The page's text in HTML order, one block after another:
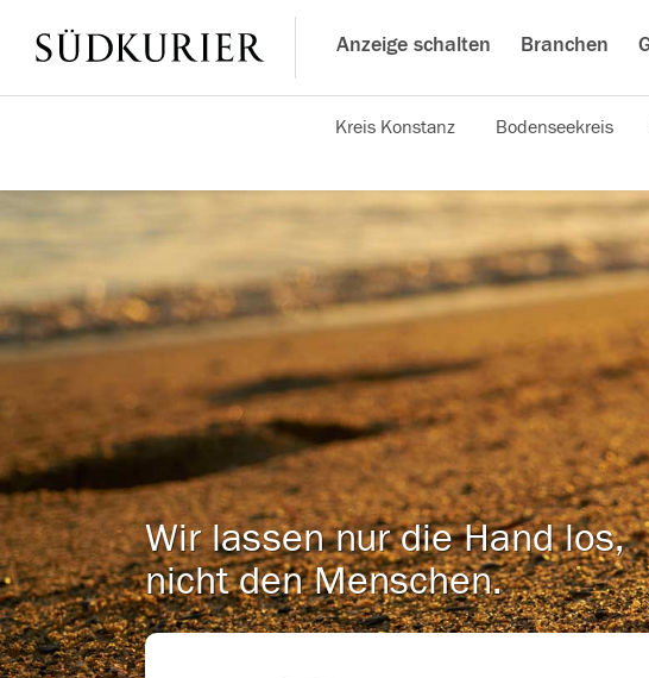
Anzeige schalten Branchen
Kreis Konstanz Bodenseekreis
Wir lassen nur die Hand los,
nicht den Menschen.